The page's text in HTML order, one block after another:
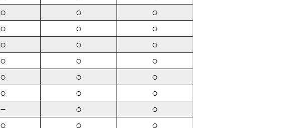
○ ○ ○
○ ○ ○
○ ○ ○
○ ○ ○
○ ○ ○
○ ○ ○
－ ○ ○
○ ○ ○